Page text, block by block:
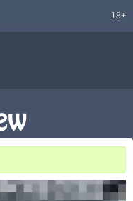
18+